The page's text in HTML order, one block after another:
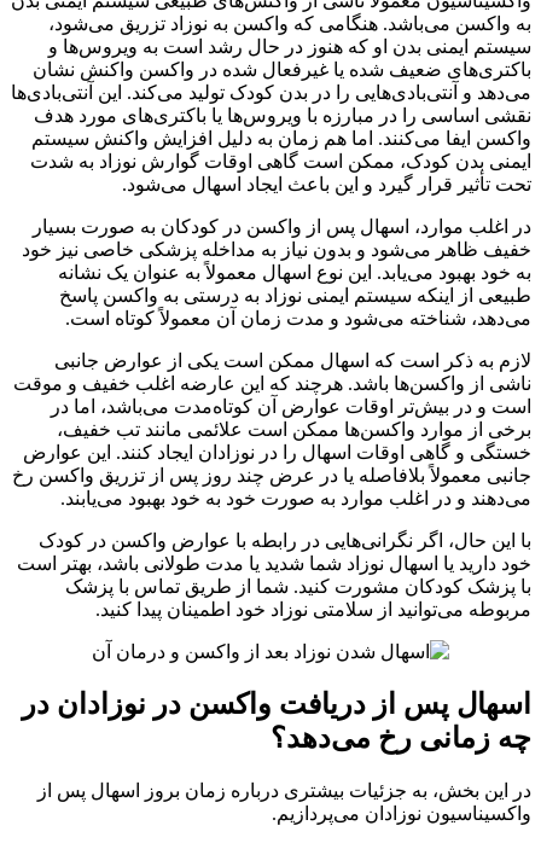
به واکسن‌ می‌باشد. هنگامی که واکسن به نوزاد تزریق می‌شود،
سیستم ایمنی بدن او که هنوز در حال رشد است به ویروس‌ها و
باکتری‌های ضعیف شده یا غیرفعال شده در واکسن واکنش نشان
می‌دهد و آنتی‌بادی‌هایی را در بدن کودک تولید می‌کند. این آنتی‌بادی‌ها
نقشی اساسی را در مبارزه با ویروس‌ها یا باکتری‌های مورد هدف
واکسن ایفا می‌کنند. اما هم‌ زمان به دلیل افزایش واکنش سیستم
ایمنی بدن کودک، ممکن است گاهی اوقات گوارش نوزاد به شدت
تحت تأثیر قرار گیرد و این باعث ایجاد اسهال می‌شود.
در اغلب موارد، اسهال پس از واکسن در کودکان به صورت بسیار
خفیف ظاهر می‌شود و بدون نیاز به مداخله پزشکی خاصی نیز خود
به خود بهبود می‌یابد. این نوع اسهال معمولاً به عنوان یک نشانه
طبیعی از اینکه سیستم ایمنی نوزاد به درستی به واکسن پاسخ
می‌دهد، شناخته می‌شود و مدت زمان آن معمولاً کوتاه است.
لازم به ذکر است که اسهال ممکن است یکی از عوارض جانبی
ناشی از واکسن‌ها باشد. هرچند که این عارضه اغلب خفیف و موقت
است و در بیش‌تر اوقات عوارض آن کوتاه‌مدت می‌باشد، اما در
برخی از موارد واکسن‌ها ممکن است علائمی مانند تب خفیف،
خستگی و گاهی اوقات اسهال را در نوزادان ایجاد کنند. این عوارض
جانبی معمولاً بلافاصله یا در عرض چند روز پس از تزریق واکسن رخ
می‌دهند و در اغلب موارد به‌ صورت خود به خود بهبود می‌یابند.
با این حال، اگر نگرانی‌هایی در رابطه با عوارض واکسن در کودک
خود دارید یا اسهال نوزاد شما شدید یا مدت طولانی باشد، بهتر است
با پزشک کودکان مشورت کنید. شما از طریق تماس با پزشک
مربوطه می‌توانید از سلامتی نوزاد خود اطمینان پیدا کنید.
اسهال پس از دریافت واکسن در نوزادان در
چه زمانی رخ می‌دهد؟
در این بخش، به جزئیات بیشتری درباره زمان بروز اسهال پس از
واکسیناسیون نوزادان می‌پردازیم.